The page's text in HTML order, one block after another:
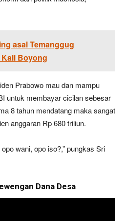
asal Temanggug
Boyong
Prabowo mau dan mampu
untuk membayar cicilan sebesar
8 tahun mendatang maka sangat
anggaran Rp 680 triliun.
wani, opo iso?,” pungkas Sri
Dana Desa